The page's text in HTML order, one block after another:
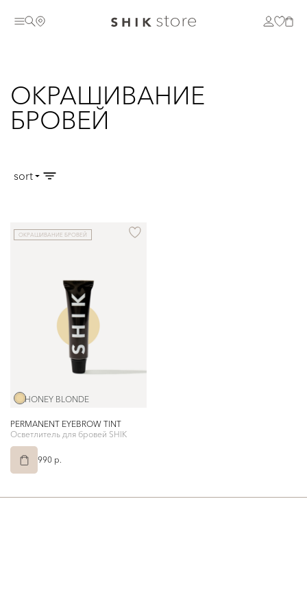
ОКРАШИВАНИЕ
БРОВЕЙ
sort
ОКРАШИВАНИЕ БРОВЕЙ
HONEY BLONDE
PERMANENT EYEBROW TINT
Осветлитель для бровей SHIK
990 p.